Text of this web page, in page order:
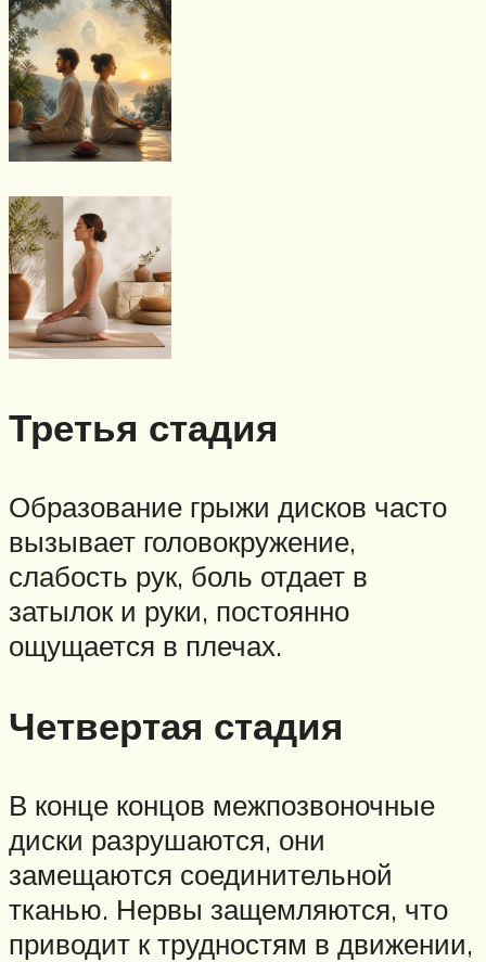
Третья стадия
Образование грыжи дисков часто
вызывает головокружение,
слабость рук, боль отдает в
затылок и руки, постоянно
ощущается в плечах.
Четвертая стадия
В конце концов межпозвоночные
диски разрушаются, они
замещаются соединительной
тканью. Нервы защемляются, что
приводит к трудностям в движении,